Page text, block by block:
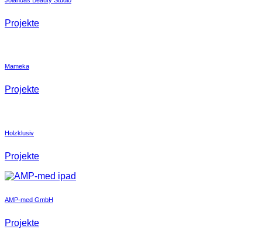
Projekte
Mameka
Projekte
Holzklusiv
Projekte
AMP-med GmbH
Projekte